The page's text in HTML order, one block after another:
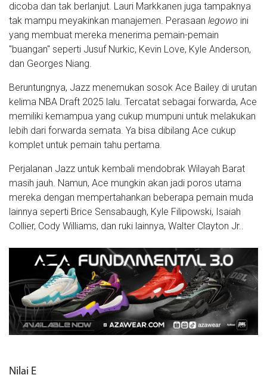
dicoba dan tak berlanjut. Lauri Markkanen juga tampaknya
tak mampu meyakinkan manajemen. Perasaan legowo ini
yang membuat mereka menerima pemain-pemain
"buangan" seperti Jusuf Nurkic, Kevin Love, Kyle Anderson,
dan Georges Niang.
Beruntungnya, Jazz menemukan sosok Ace Bailey di urutan
kelima NBA Draft 2025 lalu. Tercatat sebagai forwarda, Ace
memiliki kemampua yang cukup mumpuni untuk melakukan
lebih dari forwarda semata. Ya bisa dibilang Ace cukup
komplet untuk pemain tahu pertama.
Perjalanan Jazz untuk kembali mendobrak Wilayah Barat
masih jauh. Namun, Ace mungkin akan jadi poros utama
mereka dengan mempertahankan beberapa pemain muda
lainnya seperti Brice Sensabaugh, Kyle Filipowski, Isaiah
Collier, Cody Williams, dan ruki lainnya, Walter Clayton Jr..
Nilai E